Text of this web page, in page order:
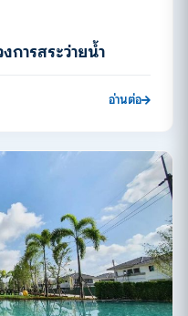
การสระว่ายน้ำ
อ่านต่อ